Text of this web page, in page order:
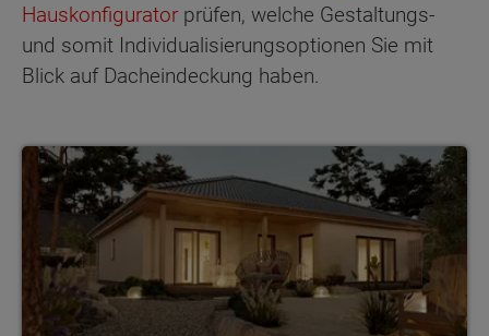
Hauskonfigurator prüfen, welche Gestaltungs-
und somit Individualisierungsoptionen Sie mit
Blick auf Dacheindeckung haben.